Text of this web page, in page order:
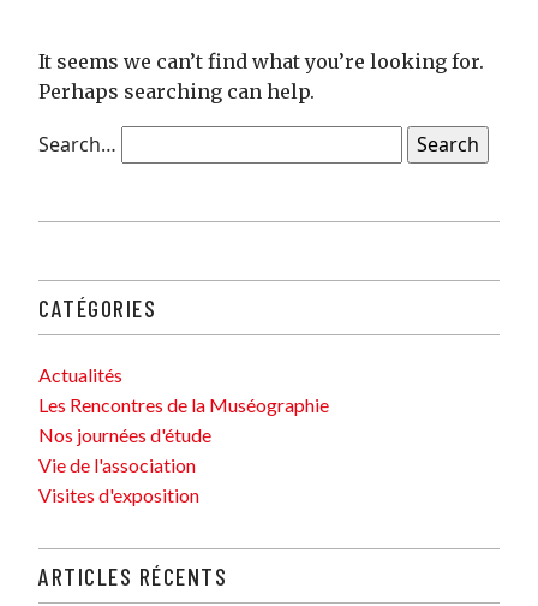
It seems we can’t find what you’re looking for.
Perhaps searching can help.
Search…
CATÉGORIES
Actualités
Les Rencontres de la Muséographie
Nos journées d'étude
Vie de l'association
Visites d'exposition
ARTICLES RÉCENTS